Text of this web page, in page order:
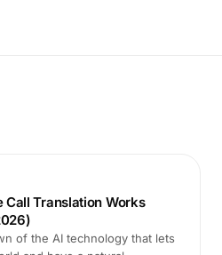
Call Translation Works
of the AI technology that lets